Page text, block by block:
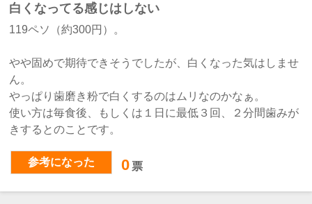
白くなってる感じはしない
119ペソ（約300円）。
やや固めで期待できそうでしたが、白くなった気はしませ
ん。
やっぱり歯磨き粉で白くするのはムリなのかなぁ。
使い方は毎食後、もしくは１日に最低３回、２分間歯みが
きするとのことです。
参考になった 0 票